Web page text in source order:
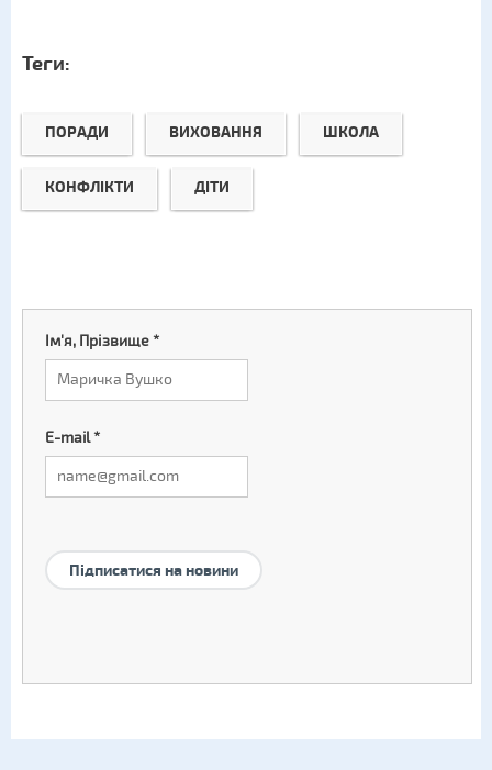
Теги:
ПОРАДИ ВИХОВАННЯ ШКОЛА
КОНФЛІКТИ ДІТИ
Ім'я, Прізвище*
E-mail*
Підписатися на новини